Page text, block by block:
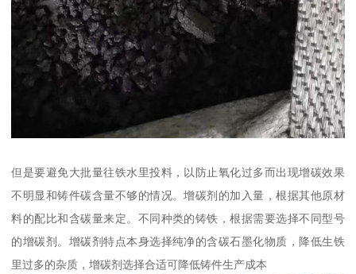
但是要避免大批量往铁水里投料，以防止氧化过多而出现增碳效果
不明显和铸件碳含量不够的情况。增碳剂的加入量，根据其他原材
料的配比和含碳量来定。不同种类的铸铁，根据需要选择不同型号
的增碳剂。增碳剂特点本身选择纯净的含碳石墨化物质，降低生铁
里过多的杂质，增碳剂选择合适可降低铸件生产成本